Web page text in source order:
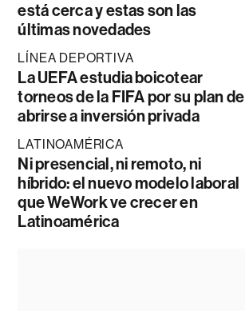
está cerca y estas son las
últimas novedades
LÍNEA DEPORTIVA
La UEFA estudia boicotear
torneos de la FIFA por su plan de
abrirse a inversión privada
LATINOAMÉRICA
Ni presencial, ni remoto, ni
híbrido: el nuevo modelo laboral
que WeWork ve crecer en
Latinoamérica